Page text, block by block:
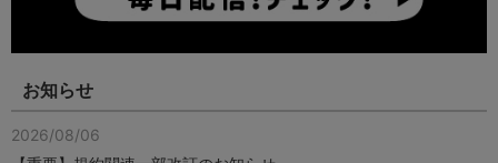
お知らせ
2026/08/06